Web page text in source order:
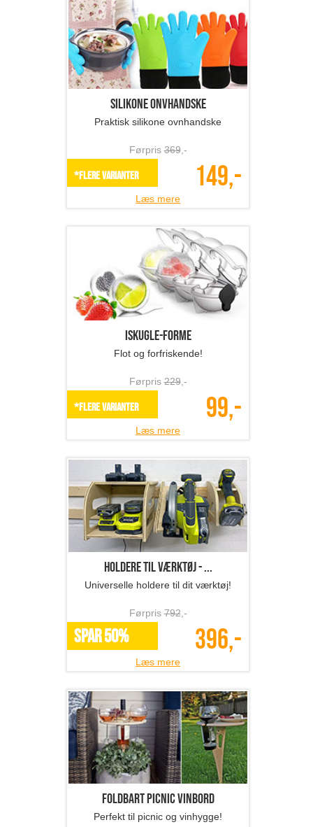
Silikone onvhandske
Praktisk silikone ovnhandske
Førpris369,-
*Flere varianter 149,-
Læs mere
Iskugle-forme
Flot og forfriskende!
Førpris229,-
*Flere varianter 99,-
Læs mere
Holdere til værktøj - ...
Universelle holdere til dit værktøj!
Førpris792,-
SPAR 50% 396,-
Læs mere
Foldbart picnic vinbord
Perfekt til picnic og vinhygge!